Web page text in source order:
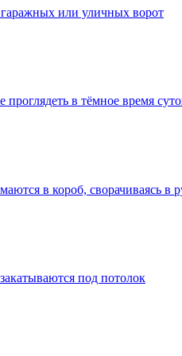
гаражных или уличных ворот
в тёмное время
в короб, сворачиваясь в
под потолок